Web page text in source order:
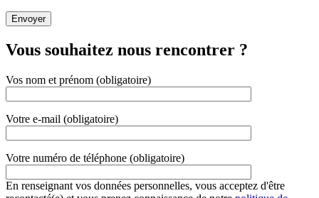
Vous souhaitez nous rencontrer ?
Vos nom et prénom (obligatoire)
Votre e-mail (obligatoire)
Votre numéro de téléphone (obligatoire)
En renseignant vos données personnelles, vous acceptez d'être